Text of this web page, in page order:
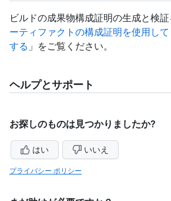
ビルドの成果物構成証明の生成と検
ーティファクトの構成証明を使用し
する 」をご覧ください。
ヘルプとサポート
お探しのものは見つかりましたか?
はい いいえ
プライバシー ポリシー